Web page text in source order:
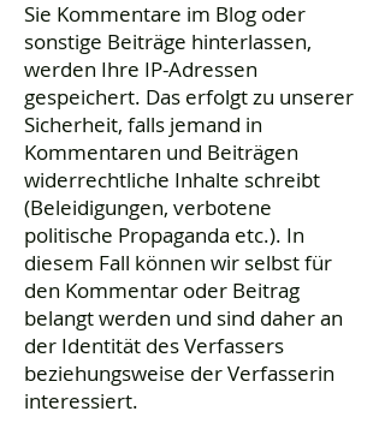
Sie Kommentare im Blog oder
sonstige Beiträge hinterlassen,
werden Ihre IP-Adressen
gespeichert. Das erfolgt zu unserer
Sicherheit, falls jemand in
Kommentaren und Beiträgen
widerrechtliche Inhalte schreibt
(Beleidigungen, verbotene
politische Propaganda etc.). In
diesem Fall können wir selbst für
den Kommentar oder Beitrag
belangt werden und sind daher an
der Identität des Verfassers
beziehungsweise der Verfasserin
interessiert.